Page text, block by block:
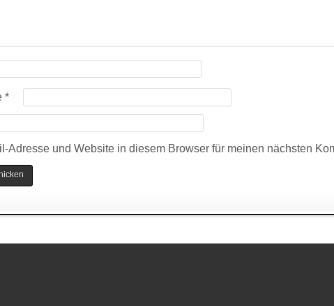
*
Adresse und Website in diesem Browser für meinen nächsten